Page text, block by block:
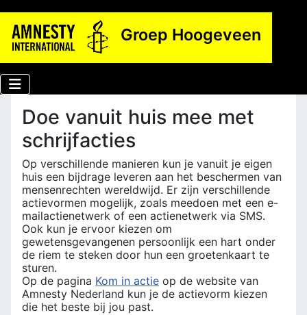
Groep Hoogeveen
Doe vanuit huis mee met
schrijfacties
Op verschillende manieren kun je vanuit je eigen
huis een bijdrage leveren aan het beschermen van
mensenrechten wereldwijd. Er zijn verschillende
actievormen mogelijk, zoals meedoen met een e-
mailactienetwerk of een actienetwerk via SMS.
Ook kun je ervoor kiezen om
gewetensgevangenen persoonlijk een hart onder
de riem te steken door hun een groetenkaart te
sturen.
Op de pagina Kom in actie op de website van
Amnesty Nederland kun je de actievorm kiezen
die het beste bij jou past.